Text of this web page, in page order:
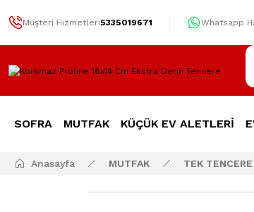
Müşteri Hizmetleri5335019671 Whatsapp
SOFRA MUTFAK KÜÇÜK EV ALETLERİ
Anasayfa MUTFAK TEK TENCERE